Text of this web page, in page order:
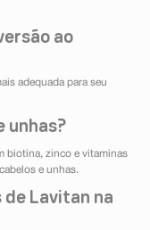
ao
adequada para seu
unhas?
biotina, zinco e vitaminas
e unhas.
de Lavitan na